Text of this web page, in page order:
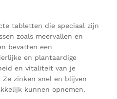
tabletten die speciaal zijn
zoals meervallen en
bevatten een
en plantaardige
en vitaliteit van je
Ze zinken snel en blijven
kunnen opnemen.